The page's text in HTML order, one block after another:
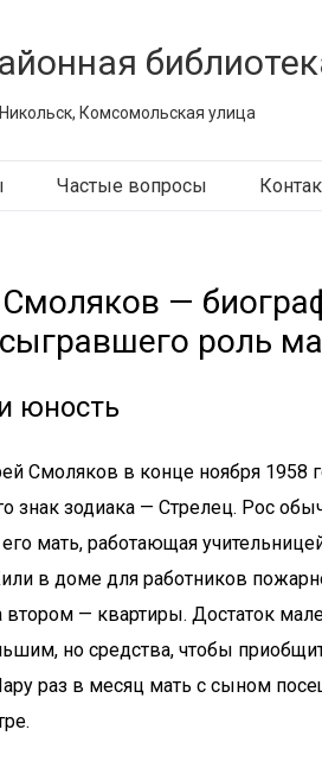
Комсомольская улица
Частые вопросы
—
роль
юность
Смоляков в конце ноября 1958
знак зодиака — Стрелец. Рос
мать, работающая
в доме для работников
втором — квартиры. Достаток
но средства, чтобы
раз в месяц мать с сыном